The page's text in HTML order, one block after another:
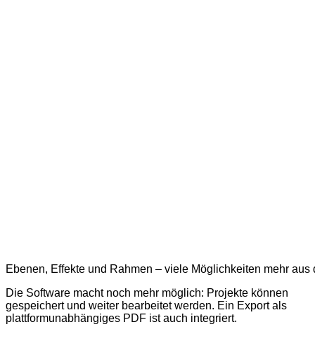
Ebenen, Effekte und Rahmen – viele Möglichkeiten mehr
Die Software macht noch mehr möglich: Projekte können
gespeichert und weiter bearbeitet werden. Ein Export als
plattformunabhängiges PDF ist auch integriert.